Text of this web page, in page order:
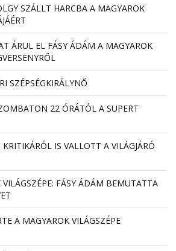
SZÁLLT HARCBA A MAGYAROK
ÁRUL EL FÁSY ÁDÁM A MAGYAROK
SZÉPSÉGKIRÁLYNŐ
22 ÓRÁTÓL A SUPERT
KRITIKÁRÓL IS VALLOTT A VILÁGJÁRÓ
FÁSY ÁDÁM BEMUTATTA
A MAGYAROK VILÁGSZÉPE